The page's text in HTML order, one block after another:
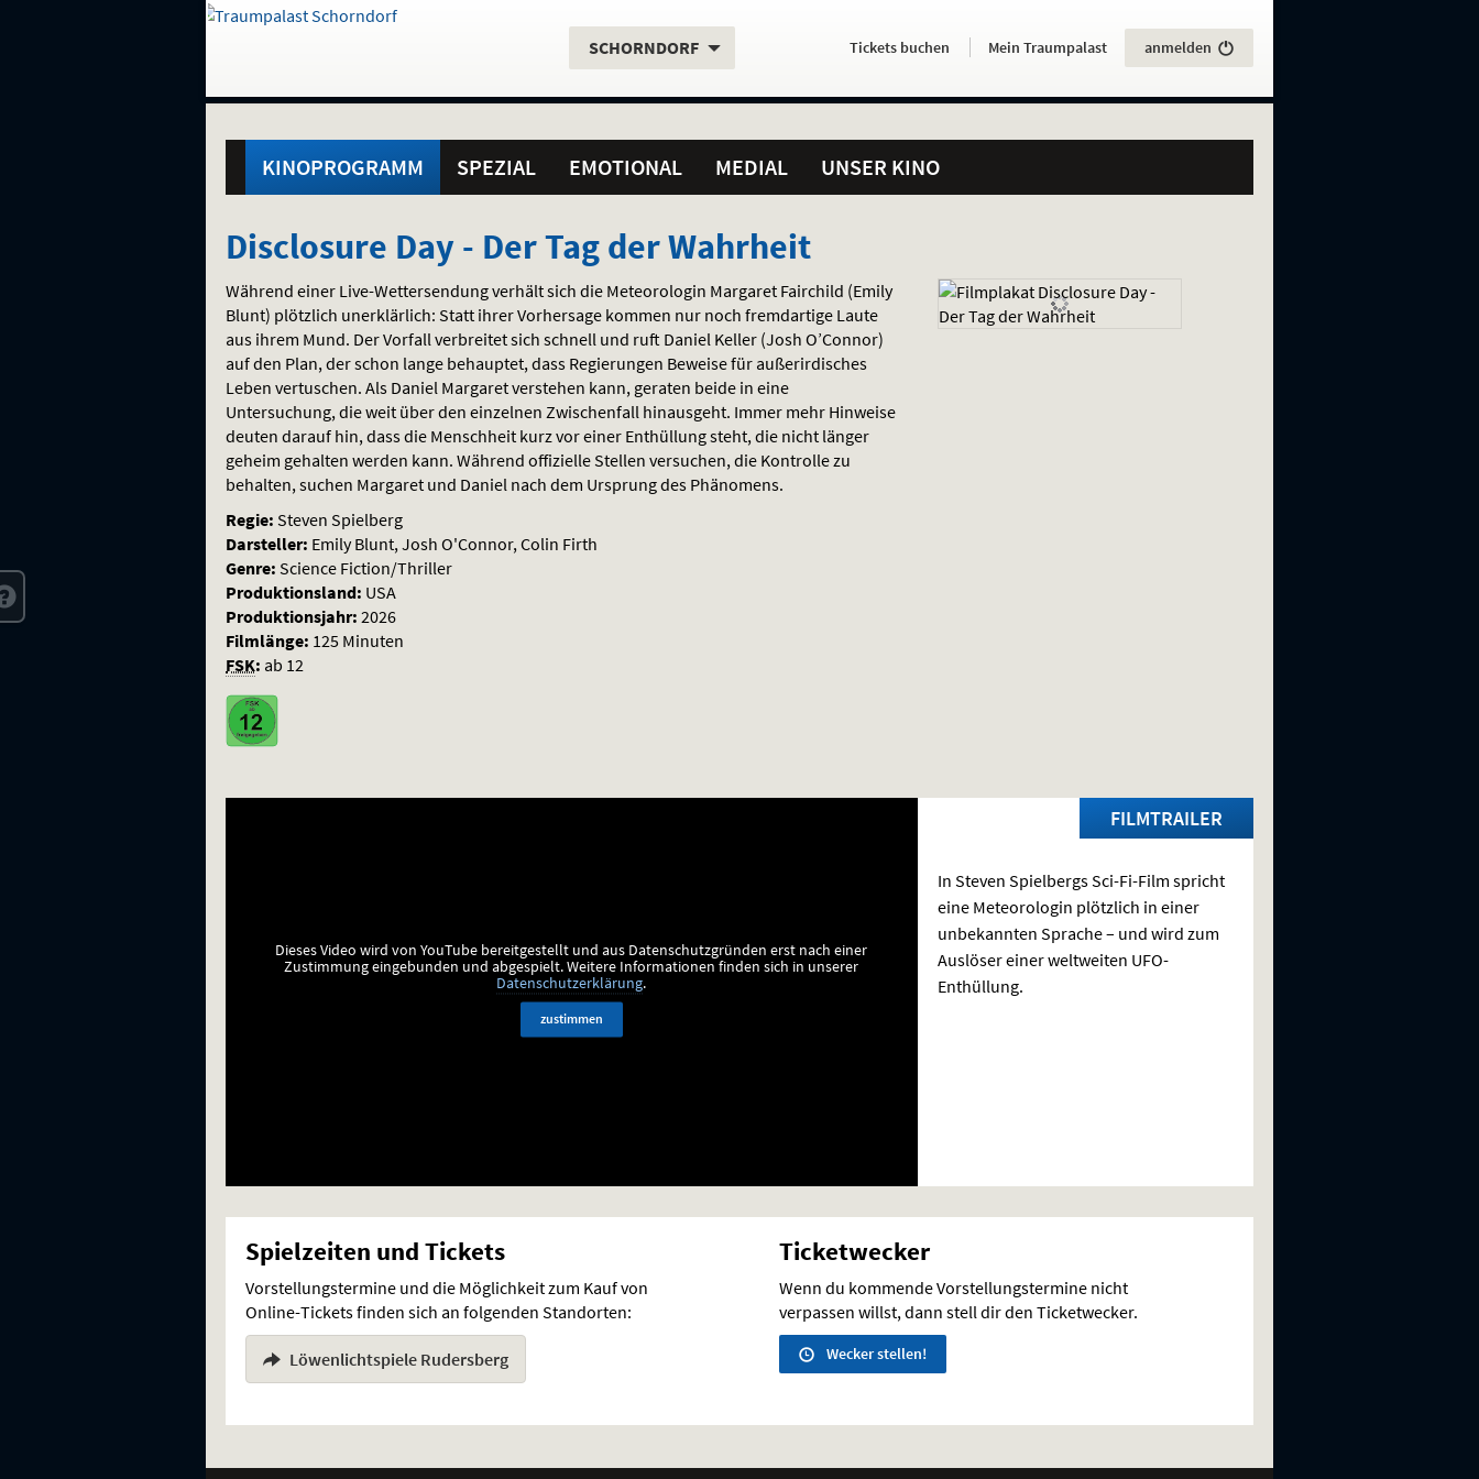
direkt
Inhalt
Menü
und
Gehe
Standortauswahl
Aktueller
SCHORNDORF. Servicefunktionen
Aktuelles
HierTickets buchen . Mein Traumpalast anmelden
KINOPROGRAMM SPEZIAL EMOTIONAL MEDIAL UNSER KINO
Disclosure
Day
Der
Tag
der
Wahrheit
Disclosure Day - Der Tag der Wahrheit
Während einer Live-Wettersendung verhält sich die Meteorologin Margaret Fairchild (Emily
Blunt) plötzlich unerklärlich: Statt ihrer Vorhersage kommen nur noch fremdartige Laute
aus ihrem Mund. Der Vorfall verbreitet sich schnell und ruft Daniel Keller (Josh O’Connor)
auf den Plan, der schon lange behauptet, dass Regierungen Beweise für außerirdisches
Leben vertuschen. Als Daniel Margaret verstehen kann, geraten beide in eine
Untersuchung, die weit über den einzelnen Zwischenfall hinausgeht. Immer mehr Hinweise
deuten darauf hin, dass die Menschheit kurz vor einer Enthüllung steht, die nicht länger
geheim gehalten werden kann. Während offizielle Stellen versuchen, die Kontrolle zu
behalten, suchen Margaret und Daniel nach dem Ursprung des Phänomens.
Regie: Steven Spielberg
Darsteller: Emily Blunt, Josh O'Connor, Colin Firth
Genre: Science Fiction/Thriller
Produktionsland: USA
Produktionsjahr: 2026
Filmlänge: 125 Minuten
FSK: ab 12
FILMTRAILER
Dieses Video wird von YouTube bereitgestellt und aus Datenschutzgründen erst nach einer
Zustimmung eingebunden und abgespielt.Weitere Informationen finden sich in unserer
Datenschutzerklärung.
zustimmen
In Steven Spielbergs Sci-Fi-Film spricht
eine Meteorologin plötzlich in einer
unbekannten Sprache – und wird zum
Auslöser einer weltweiten UFO-
Enthüllung.
Spielzeiten und Tickets
Vorstellungstermine und die Möglichkeit zum Kauf von
Online-Tickets finden sich an folgenden Standorten:
Löwenlichtspiele Rudersberg
Ticketwecker
Wenn du kommende Vorstellungstermine nicht
verpassen willst, dann stell dir den Ticketwecker.
Wecker stellen!